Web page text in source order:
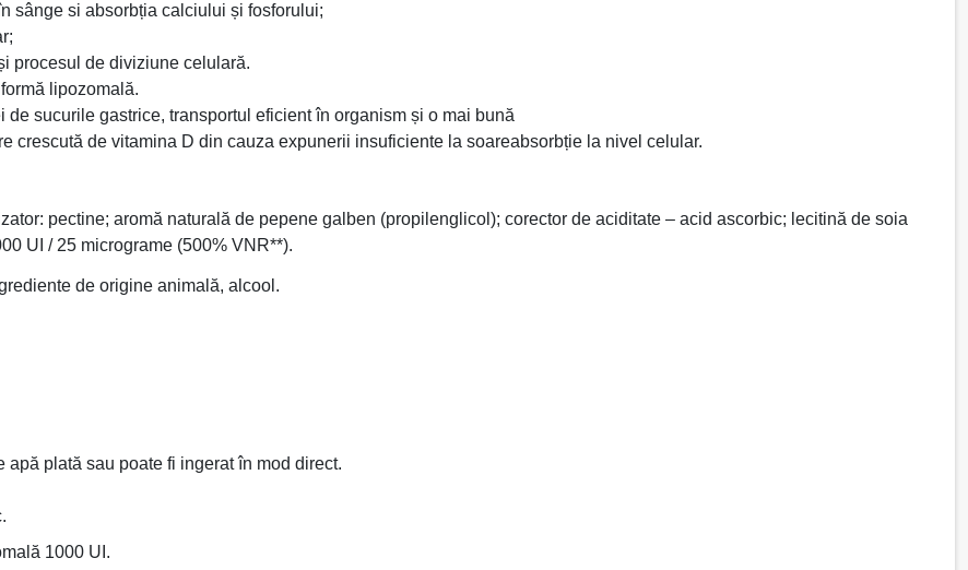
sânge si absorbția calciului și fosforului;
procesul de diviziune celulară.
lipozomală.
sucurile gastrice, transportul eficient în organism și o mai bună
crescută de vitamina D din cauza expunerii insuficiente la soareabsorbție la nivel celular.
pectine; aromă naturală de pepene galben (propilenglicol); corector de aciditate – acid ascorbic; lecitină de soia
UI / 25 micrograme (500% VNR**).
de origine animală, alcool.
plată sau poate fi ingerat în mod direct.
1000 UI.